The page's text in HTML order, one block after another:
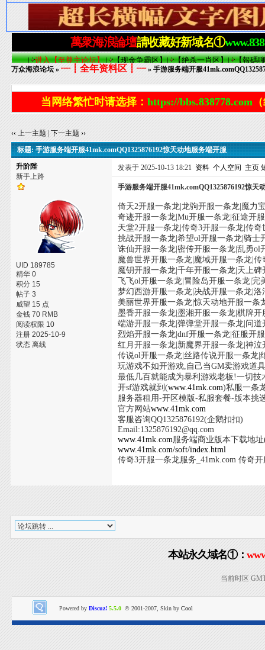
万众海浪论坛 »┈┋全年资料区┋┈» 手游服务端开服
当网络繁忙时请选择： https://bbs.838778.com
‹‹ 上一主题 |下一主题 ››
标题: 手游服务端开服41mk.comQQ1325876192惊天动地服务端开服
升阶陛
新手上路
UID 189785
精华 0
积分 15
帖子 3
威望 15 点
金钱 70 RMB
阅读权限 10
注册 2025-10-9
状态 离线
发表于 2025-10-13 18:21 资料 个人空间 主页
手游服务端开服41mk.comQQ1325876192惊天
倚天2开服一条龙|龙驹开服一条龙|魔力
奇迹开服一条龙|Mu开服一条龙|征途开
天堂2开服一条龙|传奇3开服一条龙|传
挑战开服一条龙|希望ol开服一条龙|骑士
诛仙开服一条龙|密传开服一条龙|乱勇ol
魔兽世界开服一条龙|魔域开服一条龙|传
魔钥开服一条龙|千年开服一条龙|天上
飞飞ol开服一条龙|冒险岛开服一条龙|
梦幻西游开服一条龙|决战开服一条龙|
美丽世界开服一条龙|惊天动地开服一
墨香开服一条龙|墨湘开服一条龙|棋牌
端游开服一条龙|弹弹堂开服一条龙|问
烈焰开服一条龙|dnf开服一条龙|征服开
红月开服一条龙|新魔界开服一条龙|神
传说ol开服一条龙|丝路传说开服一条龙
玩游戏不如开游戏,自己当GM卖游戏道
最低几百就能成为暴利游戏老板!一切
开sf游戏就到(www.41mk.com)私服一条
服务器租用-开区模版-私服套餐-版本挑
官方网站www.41mk.com
客服咨询QQ1325876192(企鹅扣扣)
Email:1325876192@qq.com
www.41mk.com服务端商业版本下载地
www.41mk.com/soft/index.html
传奇3开服一条龙服务_41mk.com 传奇
本站永久域名①：
当前时区
Powered by Discuz! 5.5.0 © 2001-2007, Skin by Cool